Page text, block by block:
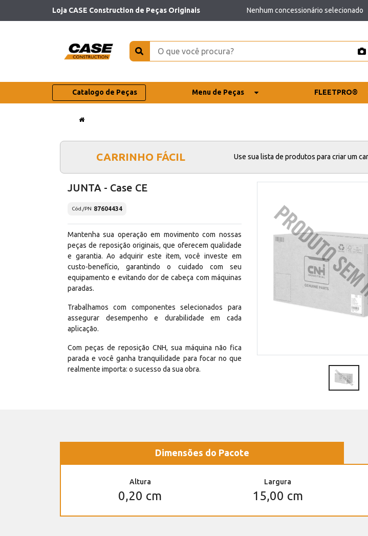
Loja CASE Construction de Peças Originais Nenhum concessionário selecionado
Catalogo de Peças Menu de Peças FLEETPRO®
CARRINHO FÁCIL Use sua lista de produtos para criar um
JUNTA - Case CE
Cód./PN 87604434
Mantenha sua operação em movimento com nossas
peças de reposição originais, que oferecem qualidade
e garantia. Ao adquirir este item, você investe em
custo-benefício, garantindo o cuidado com seu
equipamento e evitando dor de cabeça com máquinas
paradas.
Trabalhamos com componentes selecionados para
assegurar desempenho e durabilidade em cada
aplicação.
Com peças de reposição CNH, sua máquina não fica
parada e você ganha tranquilidade para focar no que
realmente importa: o sucesso da sua obra.
Dimensões do Pacote
Altura
0,20 cm
Largura
15,00 cm